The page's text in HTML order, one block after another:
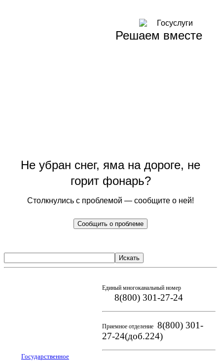
Решаем вместе
Не убран снег, яма на дороге, не
горит фонарь?
Столкнулись с проблемой — сообщите о ней!
Сообщить о проблеме
Искать
Государственное
Единый многоканальный номер
8(800) 301-27-24
Приемное отделение 8(800) 301-
27-24(доб.224)